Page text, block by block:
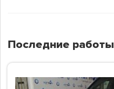
Последние работы